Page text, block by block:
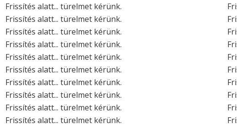
Frissítés alatt... türelmet kérünk.
Frissítés alatt... türelmet kérünk.
Frissítés alatt... türelmet kérünk.
Frissítés alatt... türelmet kérünk.
Frissítés alatt... türelmet kérünk.
Frissítés alatt... türelmet kérünk.
Frissítés alatt... türelmet kérünk.
Frissítés alatt... türelmet kérünk.
Frissítés alatt... türelmet kérünk.
Frissítés alatt... türelmet kérünk.